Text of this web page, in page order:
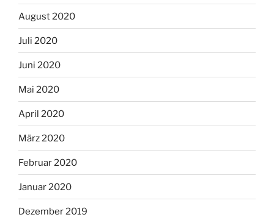
August 2020
Juli 2020
Juni 2020
Mai 2020
April 2020
März 2020
Februar 2020
Januar 2020
Dezember 2019